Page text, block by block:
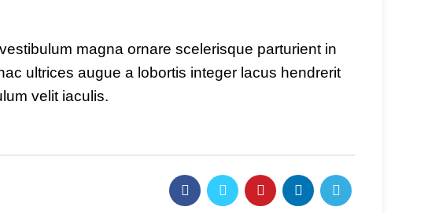
magna ornare scelerisque parturient in
ultrices augue a lobortis integer lacus hendrerit
velit iaculis.